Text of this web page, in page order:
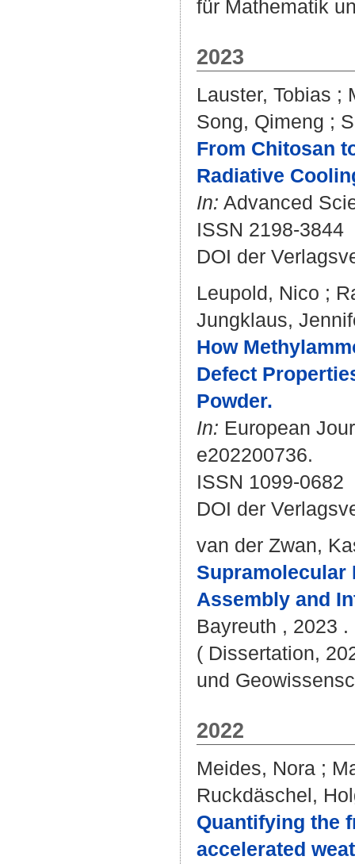
für Mathematik
2023
Lauster, Tobias ;
Song, Qimeng ;
From Chitosan
Radiative
In: Advanced
ISSN 2198-3844
DOI der
Leupold, Nico ;
Jungklaus,
How
Defect
Powder.
In: European
e202200736.
ISSN 1099-0682
DOI der
van der Zwan,
Supramolecular
Assembly and
Bayreuth , 2023
( Dissertation,
und
2022
Meides, Nora ;
Ruckdäschel,
Quantifying the
accelerated